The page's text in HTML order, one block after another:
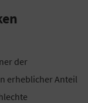
der
erheblicher Anteil